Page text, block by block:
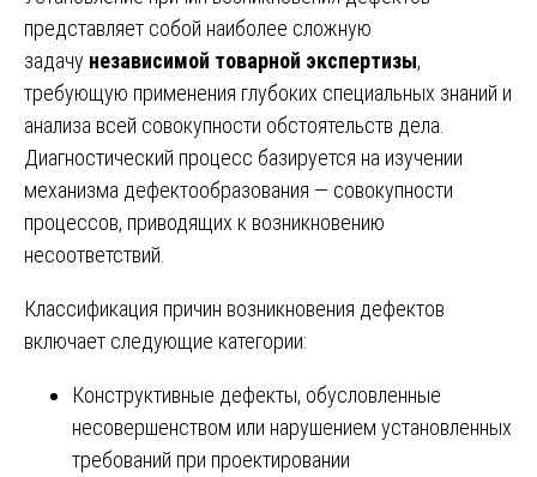
представляет собой наиболее сложную
задачу независимой товарной экспертизы,
требующую применения глубоких специальных знаний и
анализа всей совокупности обстоятельств дела.
Диагностический процесс базируется на изучении
механизма дефектообразования — совокупности
процессов, приводящих к возникновению
несоответствий.
Классификация причин возникновения дефектов
включает следующие категории:
Конструктивные дефекты, обусловленные
несовершенством или нарушением установленных
требований при проектировании